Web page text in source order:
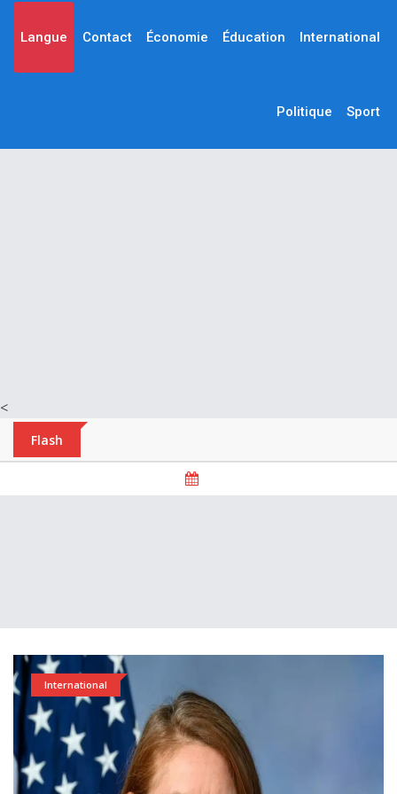
<
Langue Contact Économie Éducation International
Politique Sport
Flash
International